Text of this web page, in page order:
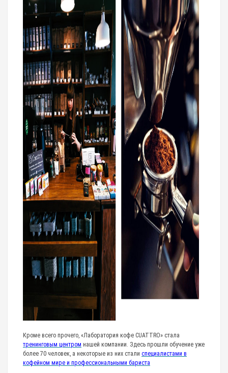
Кроме всего прочего, «Лаборатория кофе CUATTRO» стала
тренинговым центром нашей компании. Здесь прошли обучение уже
более 70 человек, а некоторые из них стали специалистами в
кофейном мире и профессиональными бариста